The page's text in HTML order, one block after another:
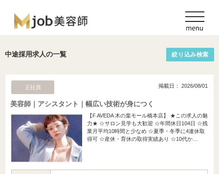
中途採用求人の一覧 絞り込み検索
正社員 掲載日： 2026/08/01
美容師｜アシスタント｜幅広い技術が身につく
【F AVEDA 木の葉モール橋本店】 ★この求人の魅
力★ ☆サロン見学も大歓迎 ☆年間休日104日 ☆残
業月平均10時間と少なめ ☆夏季・冬季に4連休取
得可 ☆産休・育休の取得実績あり ☆10代か…